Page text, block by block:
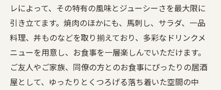
レによって、その特有の風味とジューシーさを最大限に
引き立てます。焼肉のほかにも、馬刺し、サラダ、一品
料理、丼ものなどを取り揃えており、多彩なドリンクメ
ニューを用意し、お食事を一層楽しんでいただけます。
ご友人やご家族、同僚の方とのお食事にぴったりの居酒
屋として、ゆったりとくつろげる落ち着いた空間の中